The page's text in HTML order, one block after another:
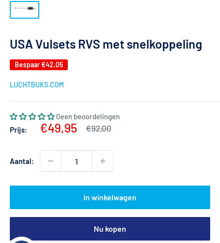
USA Vulsets RVS met snelkoppeling
Bespaar€42,05
LUCHTBUKS.COM
Geen beoordelingen
Prijs:
Actieprijs
€49,95
Normale
€92,00
Aantal:
In winkelwagen
Nu kopen